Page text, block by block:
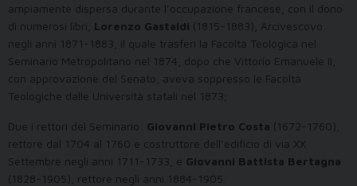
ampiamente dispersa durante l’occupazione francese, con il dono
di numerosi libri; Lorenzo Gastaldi (1815-1883), Arcivescovo
negli anni 1871-1883, il quale trasferì la Facoltà Teologica nel
Seminario Metropolitano nel 1874, dopo che Vittorio Emanuele II,
con approvazione del Senato, aveva soppresso le Facoltà
Teologiche dalle Università statali nel 1873;
Due i rettori del Seminario: Giovanni Pietro Costa (1672-1760),
rettore dal 1704 al 1760 e costruttore dell’edificio di via XX
Settembre negli anni 1711-1733, e Giovanni Battista Bertagna
(1828-1905), rettore negli anni 1884-1905.